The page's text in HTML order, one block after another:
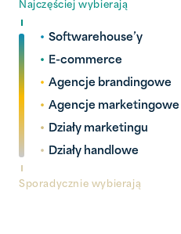
Najczęściej wybierają
• Softwarehouse’y
• E-commerce
• Agencje brandingowe
• Agencje marketingowe
• Działy marketingu
• Działy handlowe
Sporadycznie wybierają